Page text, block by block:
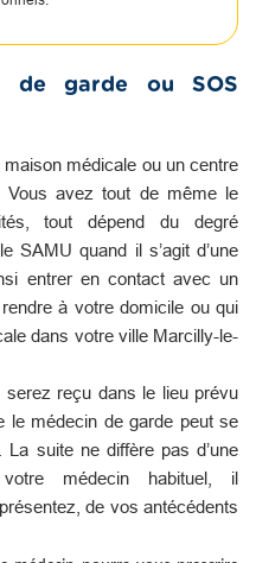
de garde ou SOS
médicale ou un centre
avez tout de même le
tout dépend du degré
SAMU quand il s’agit d’une
entrer en contact avec un
à votre domicile ou qui
dans votre ville Marcilly-le-
reçu dans le lieu prévu
le médecin de garde peut se
suite ne diffère pas d’une
médecin habituel, il
de vos antécédents